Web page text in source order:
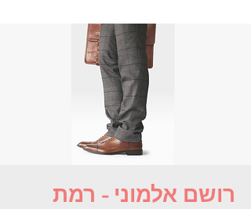
רושם אלמוני - רמת